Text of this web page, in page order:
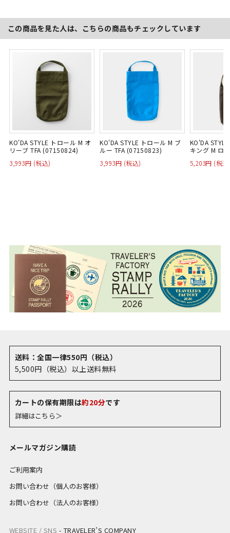
この商品を見た人は、こちらの商品もチェックしています
KO'DA STYLE トロール M オ
リーブ TFA (07150824)
3,993円 (税込)
KO'DA STYLE トロール M ブ
ルー TFA (07150823)
3,993円 (税込)
KO'DA
キング M ロ
5,203円 (税
送料：全国一律550円（税込）
5,500円（税込）以上送料無料
カートの保有期限は約20分です
詳細はこちら＞
メールマガジン購読
ご利用案内
お問い合わせ（個人のお客様）
お問い合わせ（法人のお客様）
WEBSITE / SNS - TRAVELER’S COMPANY